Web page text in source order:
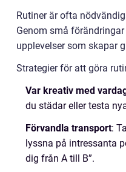
Rutiner är ofta
Genom små
upplevelser som skapar
Strategier för att göra
Var kreativ med
du städar eller testa
Förvandla transport:
lyssna på intressanta
dig från A till B”.